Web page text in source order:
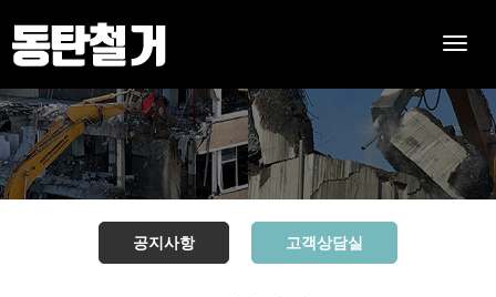
Toggle
공지사항 고객상담실